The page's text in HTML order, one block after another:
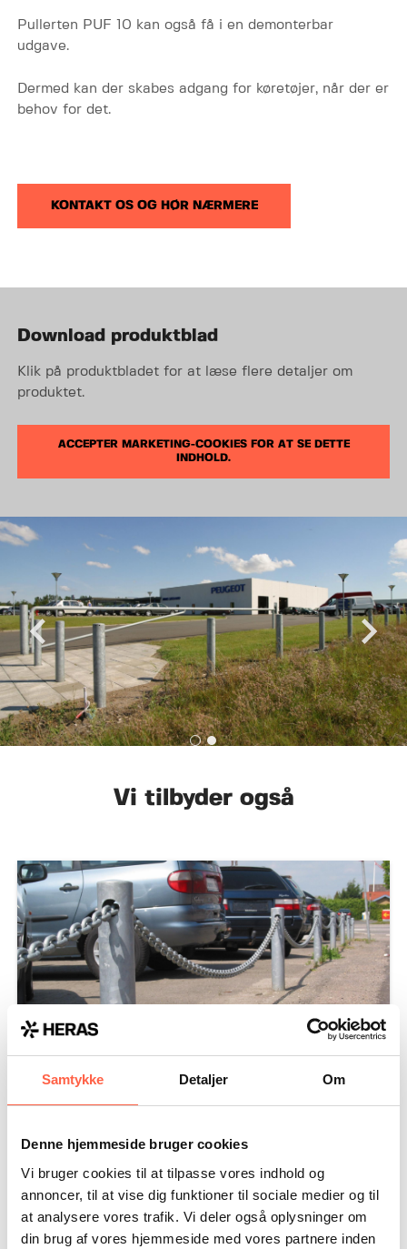
Samtykke Detaljer Om
Denne hjemmeside bruger cookies
Vi bruger cookies til at tilpasse vores indhold og
annoncer, til at vise dig funktioner til sociale medier og til
at analysere vores trafik. Vi deler også oplysninger om
din brug af vores hjemmeside med vores partnere inden
Pullerten PUF 10 kan også få i en demonterbar
udgave.
Dermed kan der skabes adgang for køretøjer, når der er
behov for det.
KONTAKT OS OG HØR NÆRMERE
Download produktblad
Klik på produktbladet for at læse flere detaljer om
produktet.
ACCEPTER MARKETING-COOKIES FOR AT SE DETTE
INDHOLD.
Vi tilbyder også
Kædehegn KHF 10
Primær anvendelse:
Bilforhandlere
Administrationsbygninger
Gågader